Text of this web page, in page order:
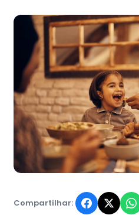
Compartilhar: